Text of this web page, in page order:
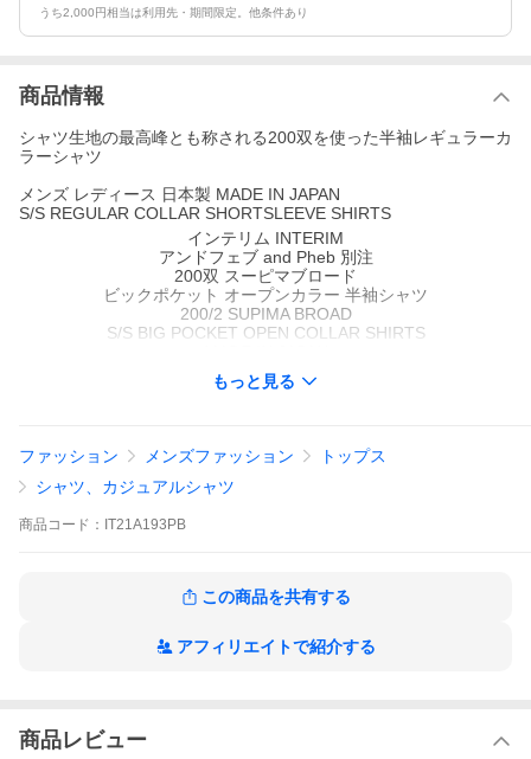
うち2,000円相当は利用先・期間限定。他条件あり
商品情報
シャツ生地の最高峰とも称される200双を使った半袖レギュラーカ
ラーシャツ
メンズ レディース 日本製 MADE IN JAPAN
S/S REGULAR COLLAR SHORTSLEEVE SHIRTS
インテリム INTERIM
アンドフェブ and Pheb 別注
200双 スーピマブロード
ビックポケット オープンカラー 半袖シャツ
200/2 SUPIMA BROAD
S/S BIG POCKET OPEN COLLAR SHIRTS
(IT21A179PB)
もっと見る
ファッション メンズファッション
トップス
シャツ、カジュアルシャツ
商品 コード： IT21A193PB
この商品を共有する
アフィリエイトで紹介する
商品レビュー